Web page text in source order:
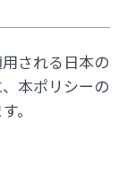
される日本の
本ポリシーの
。